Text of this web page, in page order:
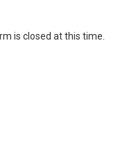
is closed at this time.